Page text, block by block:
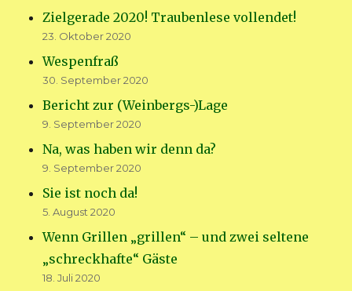
Zielgerade 2020! Traubenlese vollendet!
23. Oktober 2020
Wespenfraß
30. September 2020
Bericht zur (Weinbergs-)Lage
9. September 2020
Na, was haben wir denn da?
9. September 2020
Sie ist noch da!
5. August 2020
Wenn Grillen „grillen“ – und zwei seltene
„schreckhafte“ Gäste
18. Juli 2020